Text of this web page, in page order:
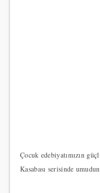
Çocuk edebiyatımızın
Kasabası serisinde